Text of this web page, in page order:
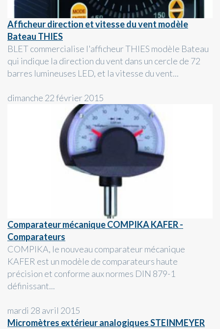
Afficheur direction et vitesse du vent modèle
Bateau THIES
BLET commercialise l'afficheur THIES modèle Bateau
qui indique la direction du vent dans un cercle de 72
barres lumineuses LED, et la vitesse du vent...
dimanche 22 février 2015
Comparateur mécanique COMPIKA KAFER -
Comparateurs
COMPIKA, le nouveau comparateur mécanique
KAFER est un modèle de comparateurs haute
précision et conforme aux normes DIN 879-1
définissant...
mardi 28 avril 2015
Micromètres extérieur analogiques STEINMEYER